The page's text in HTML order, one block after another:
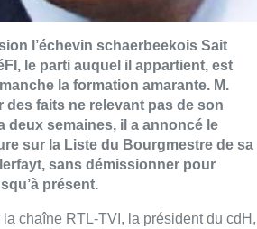
l’échevin schaerbeekois Sait
le parti auquel il appartient, est
la formation amarante. M.
des faits ne relevant pas de son
deux semaines, il a annoncé le
sur la Liste du Bourgmestre de sa
sans démissionner pour
présent.
la chaîne RTL-TVI, la président du cdH,